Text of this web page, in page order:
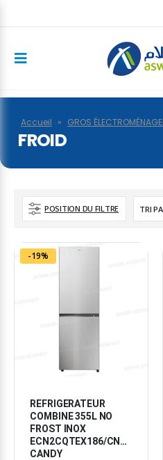
Accueil » GROS
FROID
POSITION DU FILTRE
-19%
REFRIGERATEUR
COMBINE 355L NO
FROST INOX
ECN2CQTEX186/
CANDY